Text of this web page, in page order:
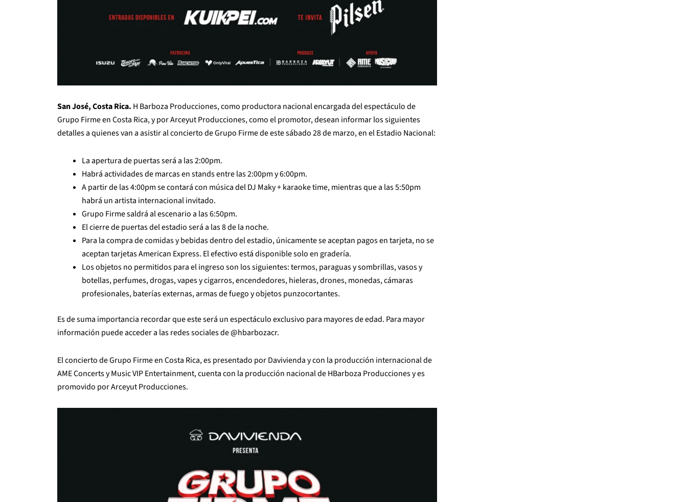
San José, Costa Rica. H Barboza Producciones, como productora nacional encargada del espectáculo de
Grupo Firme en Costa Rica, y por Arceyut Producciones, como el promotor, desean informar los siguientes
detalles a quienes van a asistir al concierto de Grupo Firme de este sábado 28 de marzo, en el Estadio Nacional:
La apertura de puertas será a las 2:00pm.
Habrá actividades de marcas en stands entre las 2:00pm y 6:00pm.
A partir de las 4:00pm se contará con música del DJ Maky + karaoke time, mientras que a las 5:50pm
habrá un artista internacional invitado.
Grupo Firme saldrá al escenario a las 6:50pm.
El cierre de puertas del estadio será a las 8 de la noche.
Para la compra de comidas y bebidas dentro del estadio, únicamente se aceptan pagos en tarjeta, no se
aceptan tarjetas American Express. El efectivo está disponible solo en gradería.
Los objetos no permitidos para el ingreso son los siguientes: termos, paraguas y sombrillas, vasos y
botellas, perfumes, drogas, vapes y cigarros, encendedores, hieleras, drones, monedas, cámaras
profesionales, baterías externas, armas de fuego y objetos punzocortantes.
Es de suma importancia recordar que este será un espectáculo exclusivo para mayores de edad. Para mayor
información puede acceder a las redes sociales de @hbarbozacr.
El concierto de Grupo Firme en Costa Rica, es presentado por Davivienda y con la producción internacional de
AME Concerts y Music VIP Entertainment, cuenta con la producción nacional de HBarboza Producciones y es
promovido por Arceyut Producciones.